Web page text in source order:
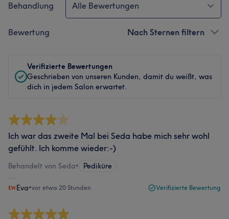
Behandlung Alle Bewertungen
Bewertung Nach Sternen filtern
Verifizierte Bewertungen
Geschrieben von unseren Kunden, damit du weißt, was
dich in jedem Salon erwartet.
Ich war das zweite Mal bei Seda habe mich sehr wohl
gefühlt. Ich komme wieder:-)
Behandelt von Seda• Pediküre
Eva•vor etwa 20 Stunden Verifizierte Bewertung